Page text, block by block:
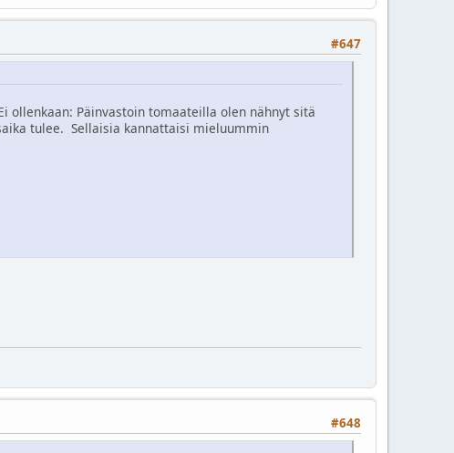
#647
ollenkaan: Päinvastoin tomaateilla olen nähnyt sitä
tulee. Sellaisia kannattaisi mieluummin
#648